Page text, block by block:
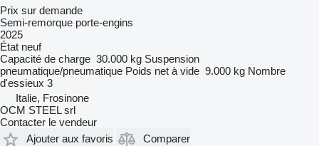
Prix sur demande
Semi-remorque porte-engins
2025
État neuf
Capacité de charge 30.000 kg Suspension
pneumatique/pneumatique Poids net à vide 9.000 kg Nombre
d'essieux 3
Italie, Frosinone
OCM STEEL srl
Contacter le vendeur
Ajouter aux favoris
Comparer